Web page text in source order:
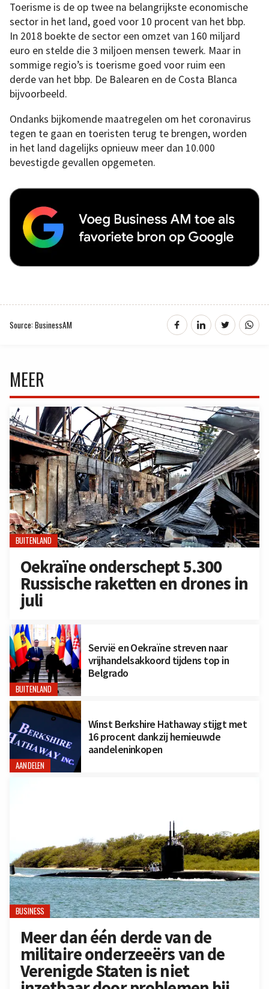
Toerisme is de op twee na belangrijkste economische
sector in het land, goed voor 10 procent van het bbp.
In 2018 boekte de sector een omzet van 160 miljard
euro en stelde die 3 miljoen mensen tewerk. Maar in
sommige regio’s is toerisme goed voor ruim een
derde van het bbp. De Balearen en de Costa Blanca
bijvoorbeeld.
Ondanks bijkomende maatregelen om het coronavirus
tegen te gaan en toeristen terug te brengen, worden
in het land dagelijks opnieuw meer dan 10.000
bevestigde gevallen opgemeten.
Source: BusinessAM
MEER
BUITENLAND
Oekraïne onderschept 5.300
Russische raketten en drones in
juli
BUITENLAND
Servië en Oekraïne streven naar
vrijhandelsakkoord tijdens top in
Belgrado
AANDELEN
Winst Berkshire Hathaway stijgt met
16 procent dankzij hernieuwde
aandeleninkopen
BUSINESS
Meer dan één derde van de
militaire onderzeeërs van de
Verenigde Staten is niet